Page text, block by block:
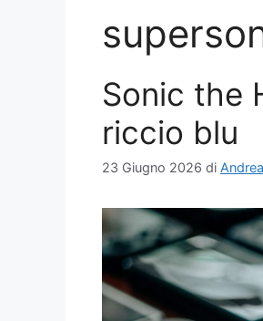
Sonic the
riccio blu
23 Giugno 2026 di